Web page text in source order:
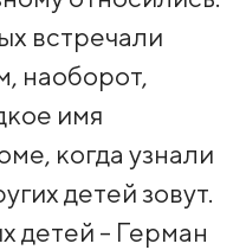
встречали
наоборот,
имя
когда узнали
детей зовут.
детей - Герман